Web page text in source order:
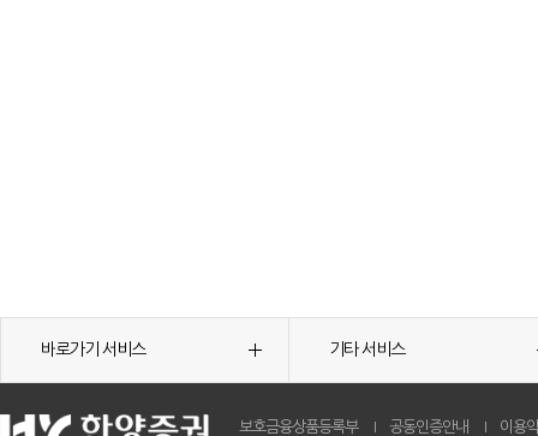
바로가기 서비스 기타 서비스
보호금융상품등록부 공동인증안내 이용